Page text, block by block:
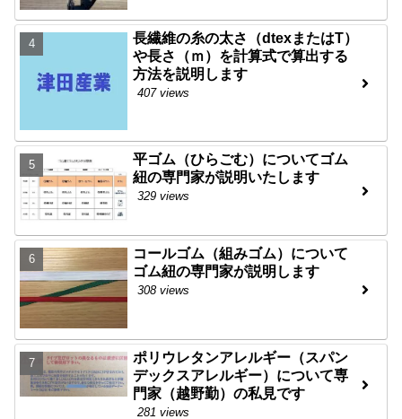
長繊維の糸の太さ（dtexまたはT）
や長さ（ｍ）を計算式で算出する
方法を説明します
407 views
平ゴム（ひらごむ）についてゴム
紐の専門家が説明いたします
329 views
コールゴム（組みゴム）について
ゴム紐の専門家が説明します
308 views
ポリウレタンアレルギー（スパン
デックスアレルギー）について専
門家（越野勤）の私見です
281 views